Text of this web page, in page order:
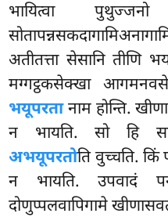
भायित्वा
अतीतत्ता सेसानि तीणि
मग्गट्ठकसेक्खा
भयूपरतानाम होन्ति.
न भायति. सो हि
अभयूपरतोति वुच्चति. किं
न भायति. उपवादं
दोणुप्पलवापिगामे